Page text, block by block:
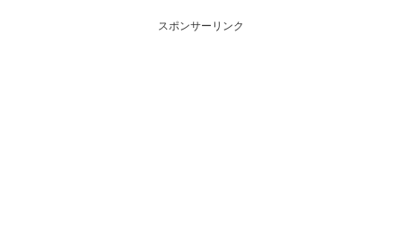
喚起・申込停止)など、空売り関
連情報を集計し、図解でわかり
喚起・申込停止)など、空売り関
連情報を集計し、図解でわかり
スポンサーリンク